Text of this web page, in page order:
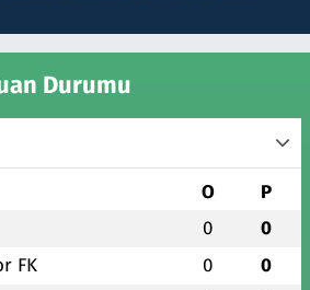
Durumu
O P
0 0
FK 0 0